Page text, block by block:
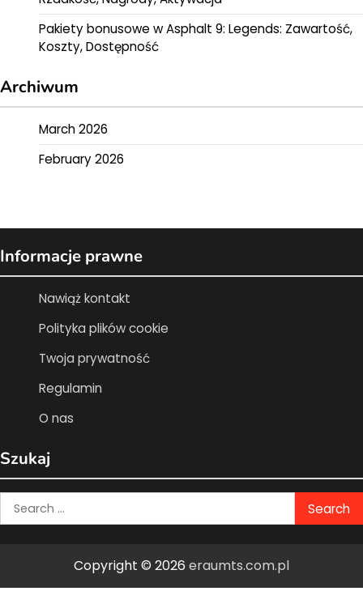
Pakiety bonusowe w Asphalt 9: Legends: Zawartość,
Koszty, Dostępność
Archiwum
March 2026
February 2026
Informacje prawne
Nawiąż kontakt
Polityka plików cookie
Twoja prywatność
Regulamin
O nas
Szukaj
Search
for:
Copyright © 2026 eraumts.com.pl